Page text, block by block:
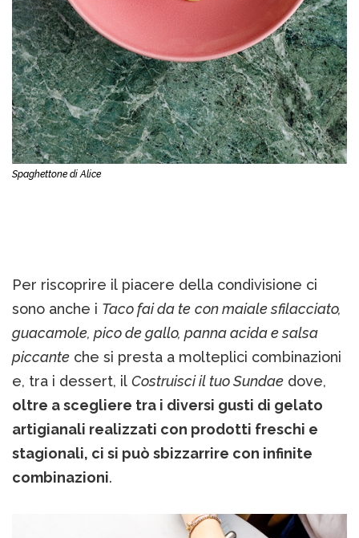
Spaghettone di Alice
Per riscoprire il piacere della condivisione ci
sono anche i Taco fai da te con maiale sfilacciato,
guacamole, pico de gallo, panna acida e salsa
piccante che si presta a molteplici combinazioni
e, tra i dessert, il Costruisci il tuo Sundae dove,
oltre a scegliere tra i diversi gusti di gelato
artigianali realizzati con prodotti freschi e
stagionali, ci si può sbizzarrire con infinite
combinazioni.